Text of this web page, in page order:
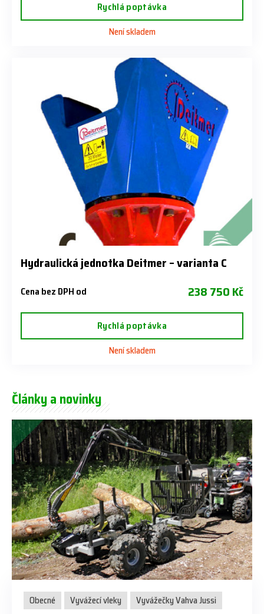
Rychlá poptávka
Není skladem
Hydraulická jednotka Deitmer – varianta C
Cena bez DPH od 238 750 Kč
Rychlá poptávka
Není skladem
Články a novinky
Obecné Vyvážecí vleky Vyvážečky Vahva Jussi